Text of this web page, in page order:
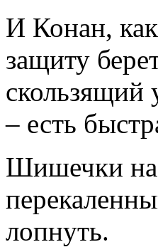
И Конан,
защиту
скользящий
– есть
Шишечки на
лопнуть.